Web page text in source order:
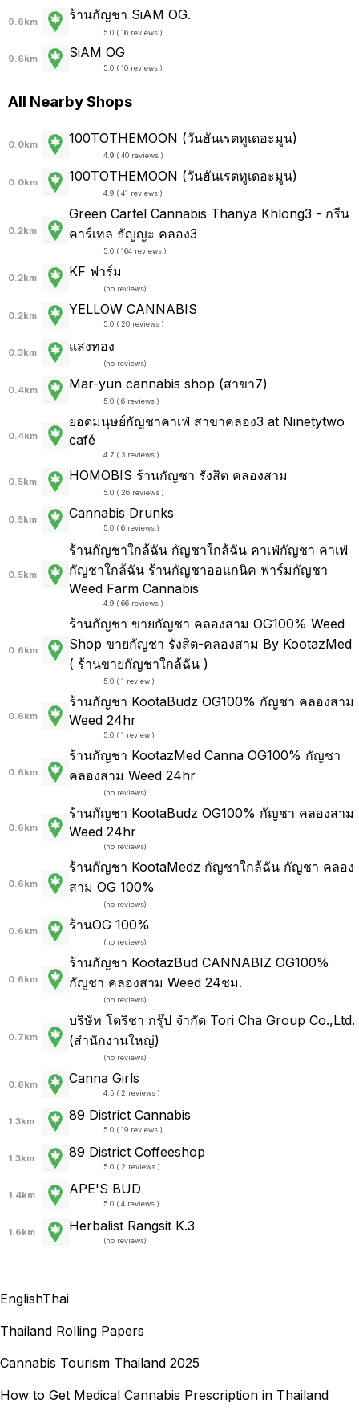
9.6km ร้านกัญชา SiAM OG.
5.0 ( 16 reviews )
9.6km SiAM OG
5.0 ( 10 reviews )
All Nearby Shops
0.0km 100TOTHEMOON (วันฮันเรตทูเดอะมูน)
4.9 ( 40 reviews )
0.0km 100TOTHEMOON (วันฮันเรตทูเดอะมูน)
4.9 ( 41 reviews )
0.2km
Green Cartel Cannabis Thanya Khlong3 - กรีน
คาร์เทล ธัญญะ คลอง3
5.0 ( 164 reviews )
0.2km KF ฟาร์ม
(no reviews)
0.2km YELLOW CANNABIS
5.0 ( 20 reviews )
0.3km แสงทอง
(no reviews)
0.4km Mar-yun cannabis shop (สาขา7)
5.0 ( 6 reviews )
0.4km
ยอดมนุษย์กัญชาคาเฟ่ สาขาคลอง3 at Ninetytwo
café
4.7 ( 3 reviews )
0.5km HOMOBIS ร้านกัญชา รังสิต คลองสาม
5.0 ( 26 reviews )
0.5km Cannabis Drunks
5.0 ( 6 reviews )
0.5km
ร้านกัญชาใกล้ฉัน กัญชาใกล้ฉัน คาเฟ่กัญชา คาเฟ่
กัญชาใกล้ฉัน ร้านกัญชาออแกนิค ฟาร์มกัญชา
Weed Farm Cannabis
4.9 ( 66 reviews )
0.6km
ร้านกัญชา ขายกัญชา คลองสาม OG100% Weed
Shop ขายกัญชา รังสิต-คลองสาม By KootazMed
( ร้านขายกัญชาใกล้ฉัน )
5.0 ( 1 review )
0.6km
ร้านกัญชา KootaBudz OG100% กัญชา คลองสาม
Weed 24hr
5.0 ( 1 review )
0.6km
ร้านกัญชา KootazMed Canna OG100% กัญชา
คลองสาม Weed 24hr
(no reviews)
0.6km
ร้านกัญชา KootaBudz OG100% กัญชา คลองสาม
Weed 24hr
(no reviews)
0.6km
ร้านกัญชา KootaMedz กัญชาใกล้ฉัน กัญชา คลอง
สาม OG 100%
(no reviews)
0.6km ร้านOG 100%
(no reviews)
0.6km
ร้านกัญชา KootazBud CANNABIZ OG100%
กัญชา คลองสาม Weed 24ชม.
(no reviews)
0.7km
บริษัท โตริชา กรุ๊ป จำกัด Tori Cha Group Co.,Ltd.
(สำนักงานใหญ่)
(no reviews)
0.8km Canna Girls
4.5 ( 2 reviews )
1.3km 89 District Cannabis
5.0 ( 19 reviews )
1.3km 89 District Coffeeshop
5.0 ( 2 reviews )
1.4km APE'S BUD
5.0 ( 4 reviews )
1.6km Herbalist Rangsit K.3
(no reviews)
EnglishThai
Thailand Rolling Papers
Cannabis Tourism Thailand 2025
How to Get Medical Cannabis Prescription in Thailand